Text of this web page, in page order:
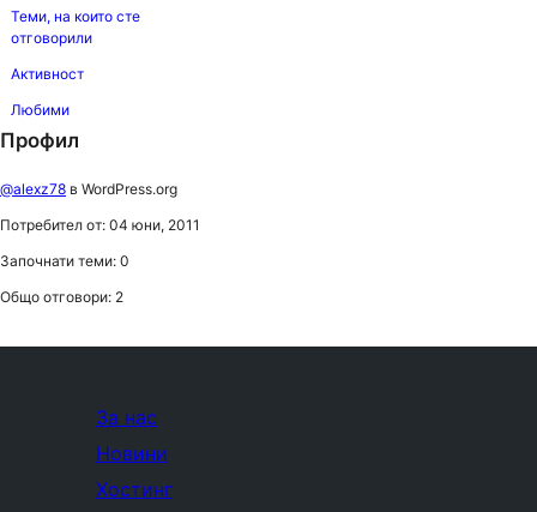
Теми, на които сте
отговорили
Активност
Любими
Профил
@alexz78 в WordPress.org
Потребител от: 04 юни, 2011
Започнати теми: 0
Общо отговори: 2
За нас
Новини
Хостинг